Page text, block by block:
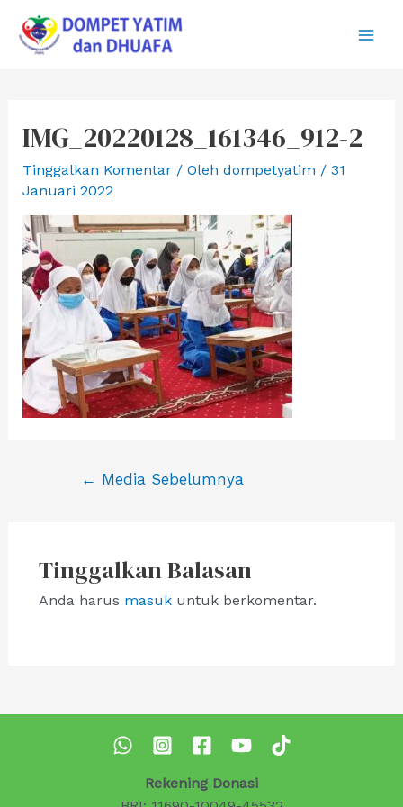
konten
IMG_20220128_161346_912-2
Tinggalkan Komentar / Oleh dompetyatim / 31
Januari 2022
Navigasi
← Media Sebelumnya
Tinggalkan Balasan
Anda harus masukuntuk berkomentar.
Rekening Donasi